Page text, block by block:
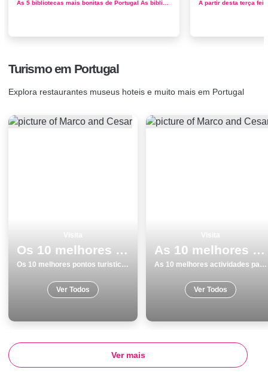
Turismo em Portugal
Explora restaurantes museus hoteis e muito mais em Portugal
Os 10 melhores pontos turisticos para conhecer e visitar em Portalegre
Os 10 melhores pontos turisticos para conhecer e visitar em Portalegre
Ver Todos
As 10 melhores actividades para fazer e visitar em Vila do Conde
As 10 melhores actividades para fazer e visitar em Vila do Conde
Ver Todos
Ver mais